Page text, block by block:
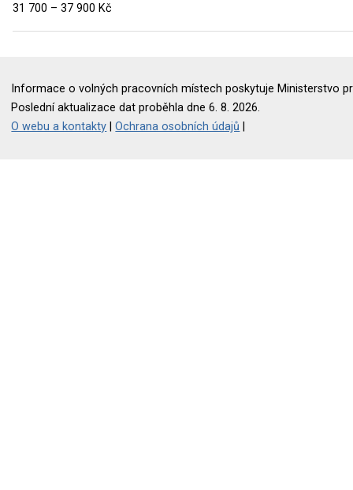
31 700 – 37 900 Kč
Informace o volných pracovních místech poskytuje Ministerstvo
Poslední aktualizace dat proběhla dne 6. 8. 2026.
O webu a kontakty |Ochrana osobních údajů